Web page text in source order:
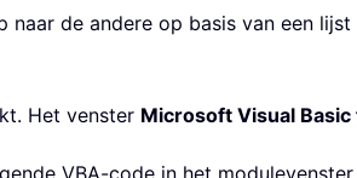
naar de andere op basis van een
Het venster Microsoft Visual
VBA-code in het modulevenster.